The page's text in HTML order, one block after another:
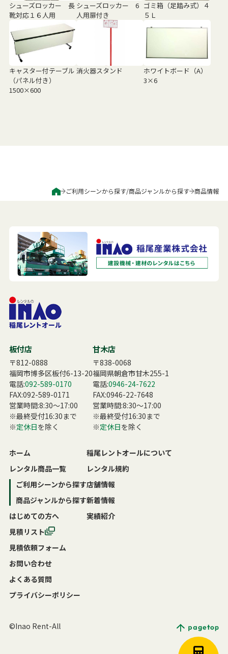
シューズロッカー 長
靴対応１６人用
シューズロッカー 6
人用扉付き
ゴミ箱（足踏み式）４
５Ｌ
キャスター付テーブル
（パネル付き）
1500×600
消火器スタンド
ホワイトボード（A）
3×6
ご利用シーンから探す/商品ジャンルから探す 商品情報
板付店
〒812-0888
福岡市博多区板付6-13-20
電話:092-589-0170
FAX:092-589-0171
営業時間:8:30〜17:00
※最終受付16:30まで
※定休日を除く
甘木店
〒838-0068
福岡県朝倉市甘木255-1
電話:0946-24-7622
FAX:0946-22-7648
営業時間:8:30〜17:00
※最終受付16:30まで
※定休日を除く
ホーム
レンタル商品一覧
ご利用シーンから探す
商品ジャンルから探す
はじめての方へ
稲尾レントオールについて
レンタル規約
店舗情報
新着情報
実績紹介
見積リスト
見積依頼フォーム
お問い合わせ
よくある質問
プライバシーポリシー
©Inao Rent-All